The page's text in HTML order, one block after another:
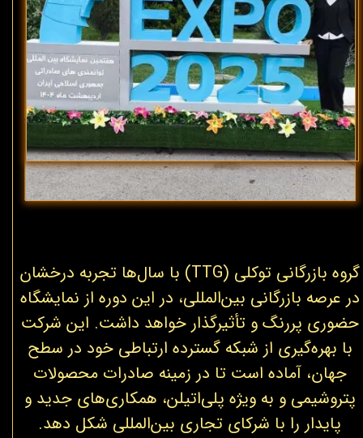
گروه بازرگانی توکلی (TTG) با سال‌ها تجربه درخشان
در عرصه بازرگانی بین‌المللی، در این دوره از نمایشگاه
حضوری پررنگ و تأثیرگذار خواهد داشت. این شرکت
با بهره‌گیری از شبکه گسترده ارتباطی خود در سطح
جهان، آماده است تا در زمینه صادرات محصولات
پتروشیمی و به ویژه پلی‌اتیلن، همکاری‌های جدید و
پایدار را با شرکای تجاری بین‌المللی شکل دهد.